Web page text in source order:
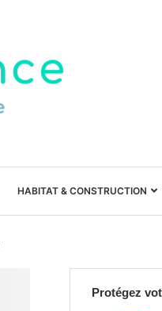
HABITAT & CONSTRUCTION
Protégez